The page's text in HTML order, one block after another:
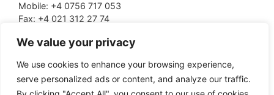
We value your privacy
We use cookies to enhance your browsing experience,
serve personalized ads or content, and analyze our traffic.
Mobile: +4 0756 717 053
Fax: +4 021 312 27 74
E-mail:rodica.stefanescu@paralela45.ro
Web:https://www.paralela45.ro